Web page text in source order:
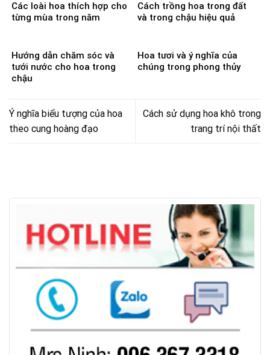
Các loài hoa thích hợp cho
từng mùa trong năm
Cách trồng hoa trong đất
và trong chậu hiệu quả
Hướng dẫn chăm sóc và
tưới nước cho hoa trong
chậu
Hoa tươi và ý nghĩa của
chúng trong phong thủy
Ý nghĩa biểu tượng của hoa
theo cung hoàng đạo
Cách sử dụng hoa khô trong
trang trí nội thất